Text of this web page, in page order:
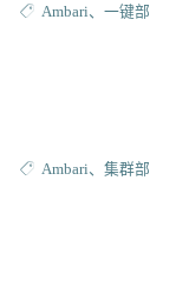
Ambari
一键部
Ambari
集群部